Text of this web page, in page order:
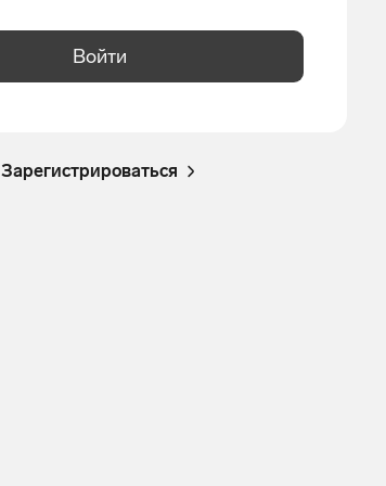
Войти
Зарегистрироваться